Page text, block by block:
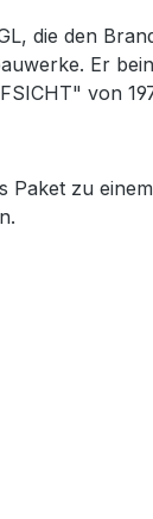
die den
Er
von
zu